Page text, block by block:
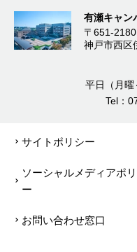
有瀬キャン
〒651-2180
神戸市西区
平日（月
Tel：
サイトポリシー
ソーシャルメディアポ
ー
お問い合わせ窓口